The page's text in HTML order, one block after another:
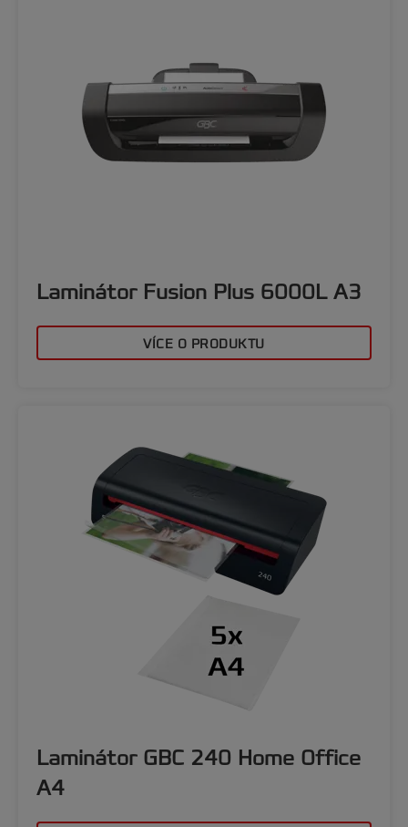
Laminátor Fusion Plus 6000L A3
VÍCE O PRODUKTU
Laminátor GBC 240 Home Office
A4